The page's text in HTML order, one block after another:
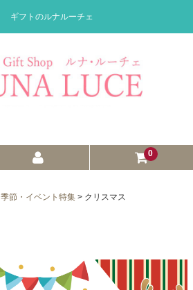
ギフトのルナルーチェ
0
季節・イベント特集 > クリスマス